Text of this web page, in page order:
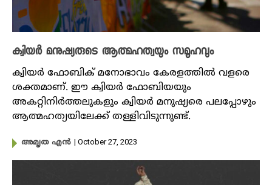
ക്വിയർ മനുഷ്യരുടെ ആത്മഹത്വയും സമൂഹവും
ക്വിയർ ഫോബിക് മനോഭാവം കേരളത്തിൽ വളരെ
ശക്തമാണ്. ഈ ക്വിയർ ഫോബിയയും
അകറ്റിനിർത്തലുകളും ക്വിയർ മനുഷ്യരെ പലപ്പോഴും
ആത്മഹത്യയിലേക്ക് തള്ളിവിടുന്നുണ്ട്.
അമൃത എൻ | October 27, 2023